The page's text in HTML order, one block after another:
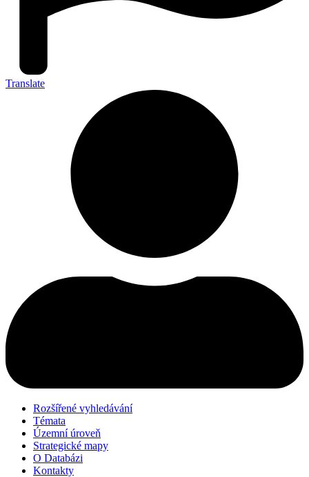
Translate
Rozšířené vyhledávání
Témata
Územní úroveň
Strategické mapy
O Databázi
Kontakty